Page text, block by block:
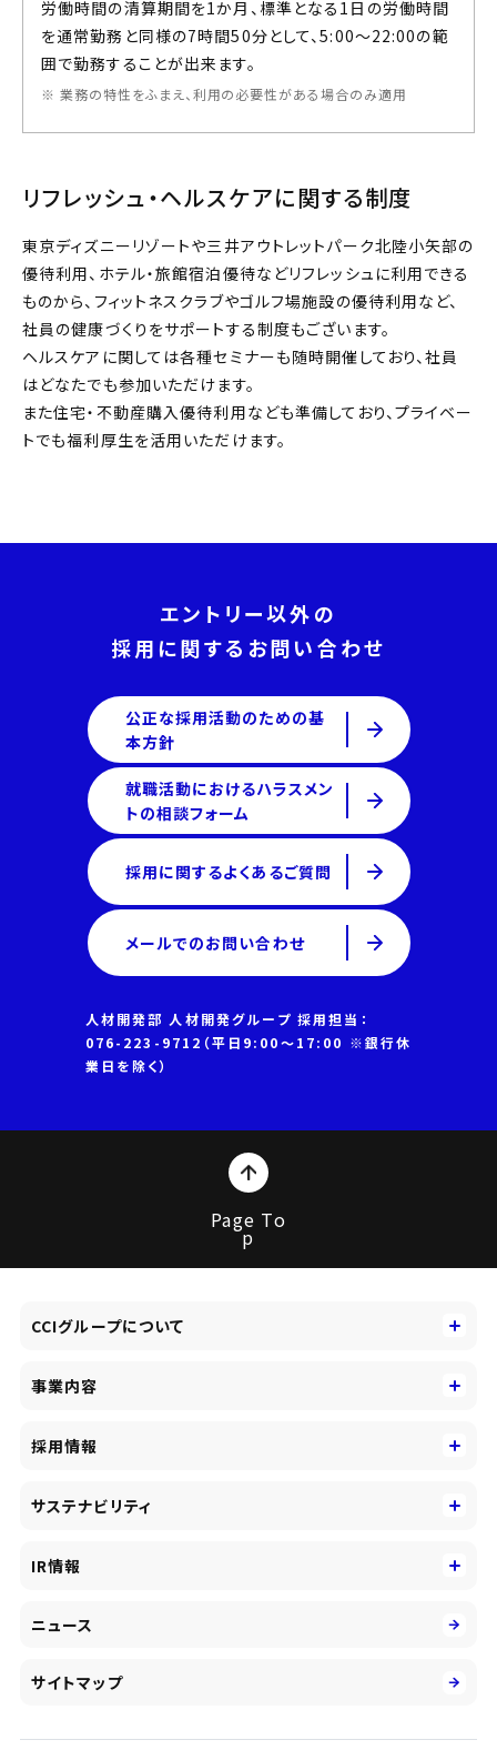
労働時間の清算期間を1か月、標準となる1日の労働時間
を通常勤務と同様の7時間50分として、5:00～22:00の範
囲で勤務することが出来ます。
業務の特性をふまえ、利用の必要性がある場合のみ適用
リフレッシュ・ヘルスケアに関する制度
東京ディズニーリゾートや三井アウトレットパーク北陸小矢部の
優待利用、ホテル・旅館宿泊優待などリフレッシュに利用できる
ものから、フィットネスクラブやゴルフ場施設の優待利用など、
社員の健康づくりをサポートする制度もございます。
ヘルスケアに関しては各種セミナーも随時開催しており、社員
はどなたでも参加いただけます。
また住宅・不動産購入優待利用なども準備しており、プライベー
トでも福利厚生を活用いただけます。
エントリー以外の
採用に関するお問い合わせ
公正な採用活動のための基
本方針
就職活動におけるハラスメン
トの相談フォーム
採用に関するよくあるご質問
メールでのお問い合わせ
人材開発部 人材開発グループ 採用担当：
076-223-9712（平日9:00～17:00 ※銀行休
業日を除く）
Page To
p
CCIグループについて
コーポレートアイデンティティ
会社概要・沿革
事業内容
コンサルティング&アドバイザリー
投資事業の拡大
人的資本経営の取組み
採用情報
キャリア採用
障がい者採用
サステナビリティ
社会
IR情報
有価証券報告書／四半期報告書
ニュース
サイトマップ